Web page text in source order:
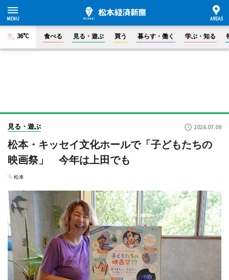
36°C 食べる 見る・遊ぶ 買う 暮らす・働く 学ぶ・知る
見る・遊ぶ 2026.07.09
松本・キッセイ文化ホールで「子どもたちの
映画祭」 今年は上田でも
松本